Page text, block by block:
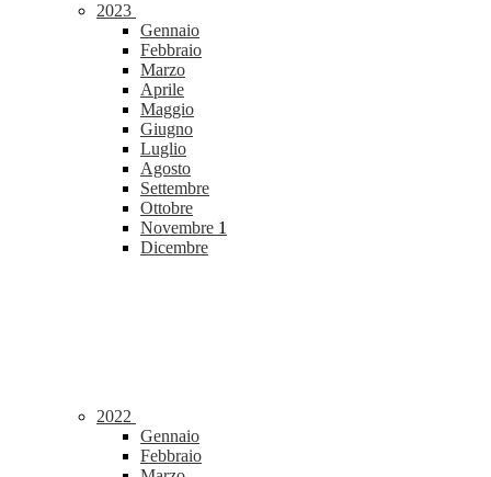
2023
Gennaio
Febbraio
Marzo
Aprile
Maggio
Giugno
Luglio
Agosto
Settembre
Ottobre
Novembre 1
Dicembre
2022
Gennaio
Febbraio